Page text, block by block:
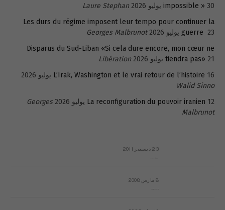
impossible » 30 يوليو 2026
Laure Stephan
Les durs du régime imposent leur tempo pour continuer la
guerre 23 يوليو 2026
Georges Malbrunot
Disparus du Sud-Liban «Si cela dure encore, mon cœur ne
tiendra pas» 21 يوليو 2026
Libération
L’Irak, Washington et le vrai retour de l’histoire 16 يوليو 2026
Walid Sinno
La reconfiguration du pouvoir iranien 12 يوليو 2026
Georges
Malbrunot
23 ديسمبر 2011
8 مارس 2008